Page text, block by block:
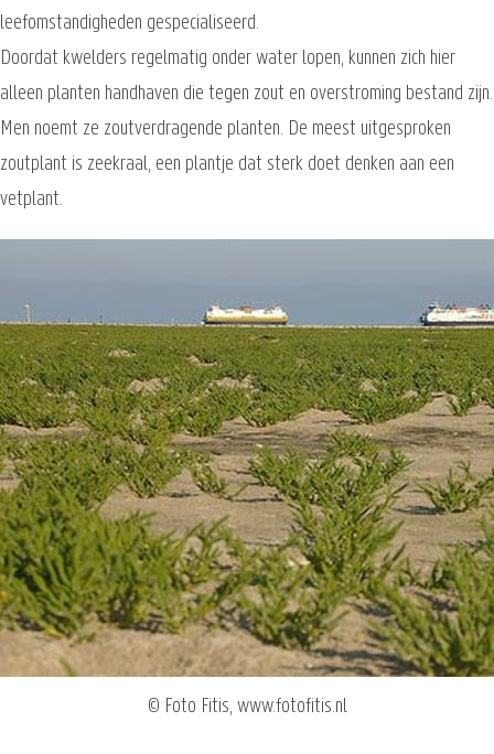
leefomstandigheden gespecialiseerd.
Doordat kwelders regelmatig onder water lopen, kunnen zich hier
alleen planten handhaven die tegen zout en overstroming bestand zijn.
Men noemt ze zoutverdragende planten. De meest uitgesproken
zoutplant is zeekraal, een plantje dat sterk doet denken aan een
vetplant.
© Foto Fitis, www.fotofitis.nl